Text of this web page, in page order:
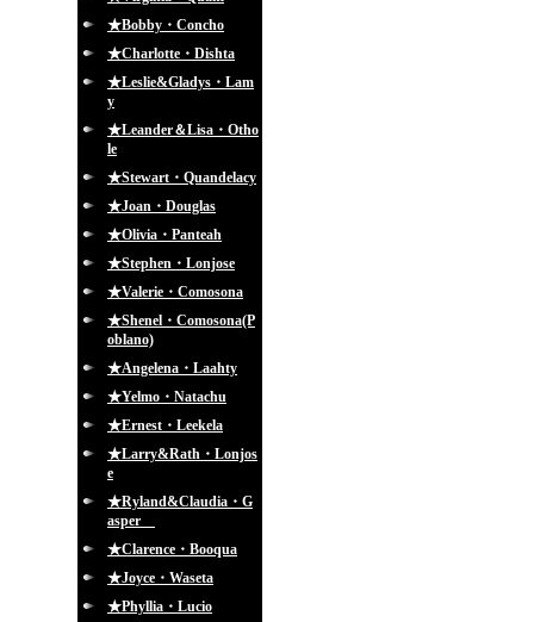
★Bobby・Concho
★Charlotte・Dishta
★Leslie&Gladys・Lam
y
★Leander＆Lisa・Otho
le
★Stewart・Quandelacy
★Joan・Douglas
★Olivia・Panteah
★Stephen・Lonjose
★Valerie・Comosona
★Shenel・Comosona(P
oblano)
★Angelena・Laahty
★Yelmo・Natachu
★Ernest・Leekela
★Larry&Rath・Lonjos
e
★Ryland&Claudia・G
asper
★Clarence・Booqua
★Joyce・Waseta
★Phyllia・Lucio